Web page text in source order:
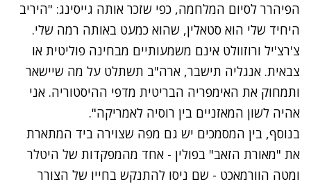
הפיהרר לסיום המלחמה, כפי שזכר אותה גייסינג: "היריב
היחיד שלי הוא סטאלין, שהוא כמעט באותה רמה שלי.
צ'רצ'יל ורוזוולט אינם משמעותיים מבחינה פוליטית או
צבאית. אנגליה תישבר, ארה"ב תשתלט על מה שיישאר
ותמחוק את האימפריה הבריטית מדפי ההיסטוריה. אני
אהיה לשון המאזניים בין רוסיה לאמריקה".
בנוסף, בין המסמכים יש גם מפה שצוירה ביד המתארת
את "מאורת הזאב" בפולין - אחד מהמפקדות של היטלר
ומטה הוורמאכט - שם ניסו להתנקש בחייו של הצורר